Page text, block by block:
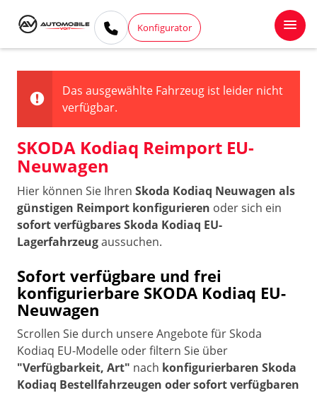
Konfigurator
Das ausgewählte Fahrzeug ist leider nicht
verfügbar.
SKODA Kodiaq Reimport EU-
Neuwagen
Hier können Sie Ihren Skoda Kodiaq Neuwagen als
günstigen Reimport konfigurieren oder sich ein
sofort verfügbares Skoda Kodiaq EU-
Lagerfahrzeugaussuchen.
Sofort verfügbare und frei
konfigurierbare SKODA Kodiaq EU-
Neuwagen
Scrollen Sie durch unsere Angebote für Skoda
Kodiaq EU-Modelle oder filtern Sie über
"Verfügbarkeit, Art" nach konfigurierbaren Skoda
Kodiaq Bestellfahrzeugen oder sofort verfügbaren